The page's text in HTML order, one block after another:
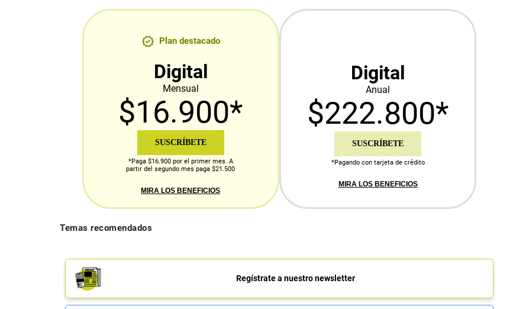
Plan destacado
Digital
Mensual
$16.900*
SUSCRÍBETE
*Paga $16.900 por el primer mes. A
partir del segundo mes paga $21.500
MIRA LOS BENEFICIOS
Digital
Anual
$222.800*
SUSCRÍBETE
*Pagando con tarjeta de crédito
MIRA LOS BENEFICIOS
Temas recomendados
Regístrate a nuestro newsletter